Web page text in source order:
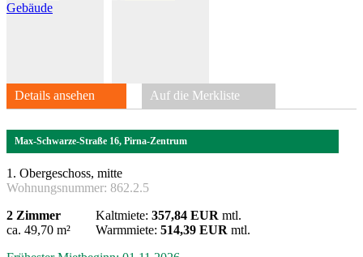
Details ansehen Auf die Merkliste
Max-Schwarze-Straße 16, Pirna-Zentrum
1. Obergeschoss, mitte
Wohnungsnummer: 862.2.5
2 Zimmer
ca. 49,70 m²
Kaltmiete: 357,84 EUR mtl.
Warmmiete: 514,39 EUR mtl.